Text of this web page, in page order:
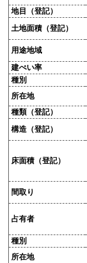
地目（登記）
土地面積（登記）
用途地域
建ぺい率
種別
所在地
種類（登記）
構造（登記）
床面積（登記）
間取り
占有者
種別
所在地